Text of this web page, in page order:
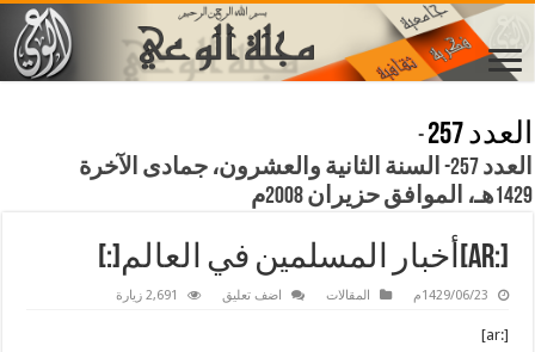
العدد 257
-
العدد 257- السنة الثانية والعشرون، جمادى الآخرة
1429هـ، الموافق حزيران 2008م
[:ar]أخبار المسلمين في العالم[:]
1429/06/23م المقالات اضف تعليق 2,691 زيارة
[:ar]